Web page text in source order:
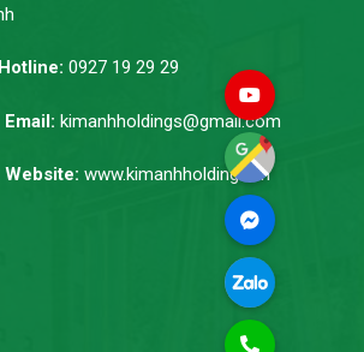
Hotline:0927 19 29 29
Email:kimanhholdings@gmail.com
Website:www.kimanhholdings.vn